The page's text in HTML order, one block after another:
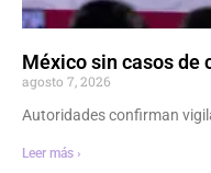
México sin casos de
agosto 7, 2026
Autoridades confirman
Leer más ›